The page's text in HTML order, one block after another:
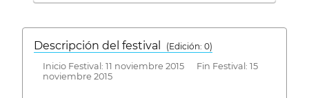
Descripción del festival
( Edición: 0)
Inicio Festival: 11 noviembre 2015 Fin Festival: 15
noviembre 2015